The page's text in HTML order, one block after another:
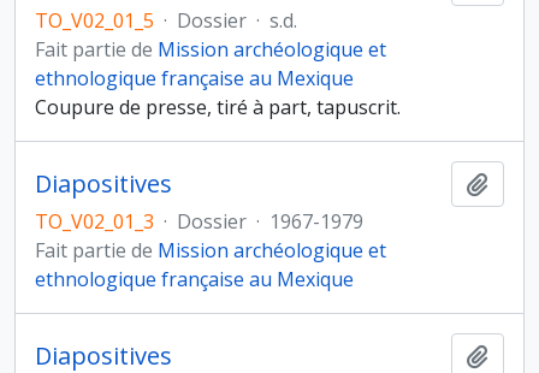
TO_V02_01_5 · Dossier · s.d.
Fait partie de Mission archéologique et
ethnologique française au Mexique
Coupure de presse, tiré à part, tapuscrit.
Diapositives
TO_V02_01_3 · Dossier · 1967-1979
Fait partie de Mission archéologique et
ethnologique française au Mexique
Diapositives